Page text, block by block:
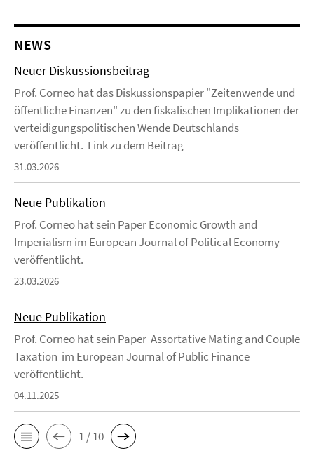
NEWS
Neuer Diskussionsbeitrag
Prof. Corneo hat das Diskussionspapier "Zeitenwende und
öffentliche Finanzen" zu den fiskalischen Implikationen der
verteidigungspolitischen Wende Deutschlands
veröffentlicht. Link zu dem Beitrag
31.03.2026
Neue Publikation
Prof. Corneo hat sein Paper Economic Growth and
Imperialism im European Journal of Political Economy
veröffentlicht.
23.03.2026
Neue Publikation
Prof. Corneo hat sein Paper Assortative Mating and Couple
Taxation im European Journal of Public Finance
veröffentlicht.
04.11.2025
1 / 10